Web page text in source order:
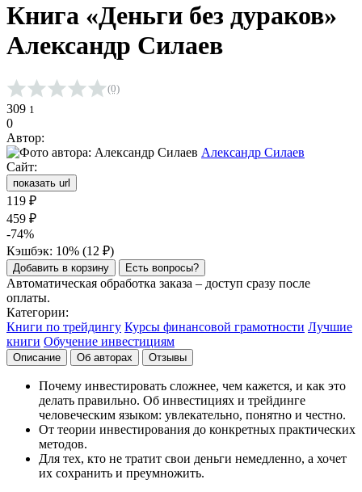
Книга «Деньги без дураков»
Александр Силаев
Средняя оценка 0.0 из 5 на основании 0 голосов
(0)
309 1
0
Автор:
Александр Силаев
Сайт:
показать url
119 ₽
459 ₽
-74%
Кэшбэк: 10% (12 ₽)
Добавить в корзину Есть вопросы?
Автоматическая обработка заказа – доступ сразу после
оплаты.
Категории:
Книги по трейдингу Курсы финансовой грамотности Лучшие
книги Обучение инвестициям
Описание Об авторах Отзывы
Почему инвестировать сложнее, чем кажется, и как это
делать правильно. Об инвестициях и трейдинге
человеческим языком: увлекательно, понятно и честно.
От теории инвестирования до конкретных практических
методов.
Для тех, кто не тратит свои деньги немедленно, а хочет
их сохранить и преумножить.